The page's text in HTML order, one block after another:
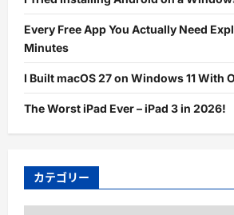
Every Free App You Actually Need
Minutes
I Built macOS 27 on Windows 11 With
The Worst iPad Ever – iPad 3 in 2026!
カテゴリー